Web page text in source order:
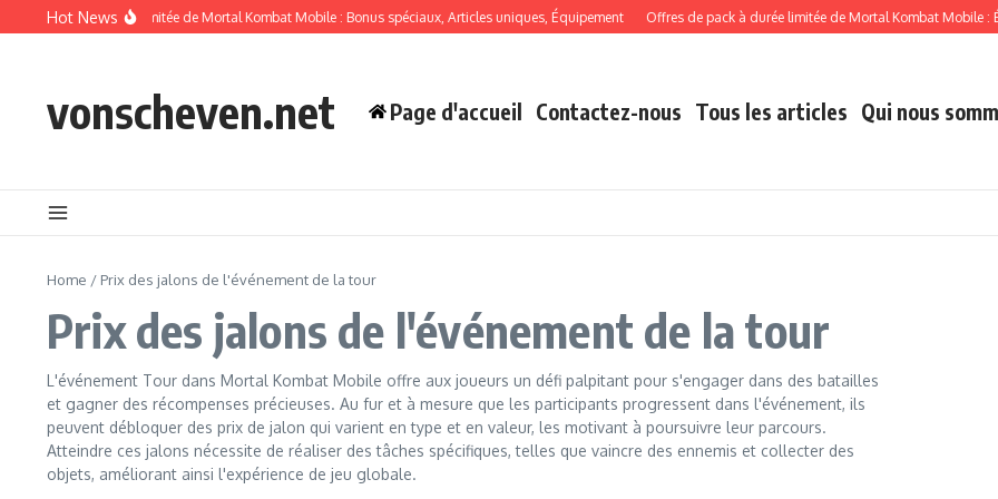
Skip to content
Hot News
de pack à durée limitée de Mortal Kombat Mobile : Bonus spéciaux, Articles uniques, Équipement Offres de pack à durée limitée de Mortal Kombat Mobile :
vonscheven.net Page d'accueil Contactez-nous Tous les articles Qui nous
Home / Prix des jalons de l'événement de la tour
Prix des jalons de l'événement de la tour
L'événement Tour dans Mortal Kombat Mobile offre aux joueurs un défi palpitant pour s'engager dans des batailles
et gagner des récompenses précieuses. Au fur et à mesure que les participants progressent dans l'événement, ils
peuvent débloquer des prix de jalon qui varient en type et en valeur, les motivant à poursuivre leur parcours.
Atteindre ces jalons nécessite de réaliser des tâches spécifiques, telles que vaincre des ennemis et collecter des
objets, améliorant ainsi l'expérience de jeu globale.